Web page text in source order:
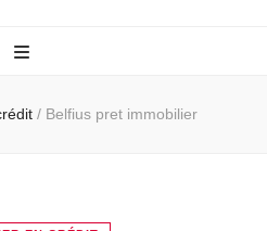
/ Belfius pret immobilier